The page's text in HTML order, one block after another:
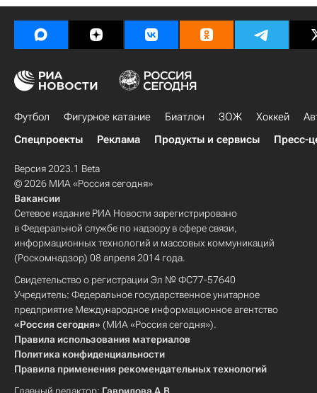
Футбол Фигурное катание Биатлон ЗОЖ Хоккей
Спецпроекты
Реклама Продукты и сервисы Пресс-
Версия 2023.1 Beta
© 2026 МИА «Россия сегодня»
Вакансии
Сетевое издание РИА Новости зарегистрировано
в Федеральной службе по надзору в сфере связи,
информационных технологий и массовых коммуникаций
(Роскомнадзор) 08 апреля 2014 года.
Свидетельство о регистрации Эл № ФС77-57640
Учредитель: Федеральное государственное унитарное
предприятие Международное информационное агентство
«Россия сегодня» (МИА «Россия сегодня»).
Правила использования материалов
Политика конфиденциальности
Правила применения рекомендательных технологий